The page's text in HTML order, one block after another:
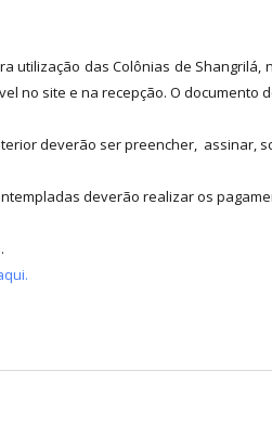
utilização das Colônias de
no site e na recepção. O
deverão ser preencher, assinar,
deverão realizar os